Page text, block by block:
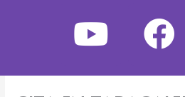
Y
o
u
F
a
c